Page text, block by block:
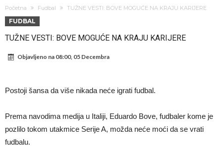
napokon poznat
Engleski reprezentativac optužen za napad u noćnom klubu
Suđenje o smrti Maradone: Noge su mu bile natečene, nije se htio
Samo dva fudbalska velikana uspjela su ostvariti “nemoguće”! Jedan
od njih je Messi, znate li ko je drugi?
Прijelom u transferu Romera? Inter nema dovoljno sredstava,
Početna Fudbal TUŽNE VESTI: BOVE MOGUĆE NA KRAJU KARIJERE
FUDBAL
TUŽNE VESTI: BOVE MOGUĆE NA KRAJU KARIJERE
Objavljeno na 08:00, 05 Decembra
Postoji šansa da više nikada neće igrati fudbal.
Prema navodima medija u Italiji, Eduardo Bove, fudbaler kome je
pozlilo tokom utakmice Serije A, možda neće moći da se vrati
fudbalu.